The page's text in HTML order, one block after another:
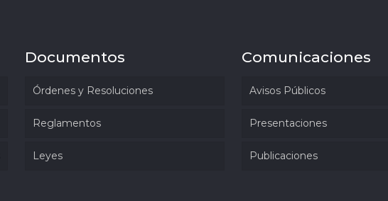
Documentos
Órdenes y Resoluciones
Reglamentos
Leyes
Comunicaciones
Avisos Públicos
Presentaciones
Publicaciones